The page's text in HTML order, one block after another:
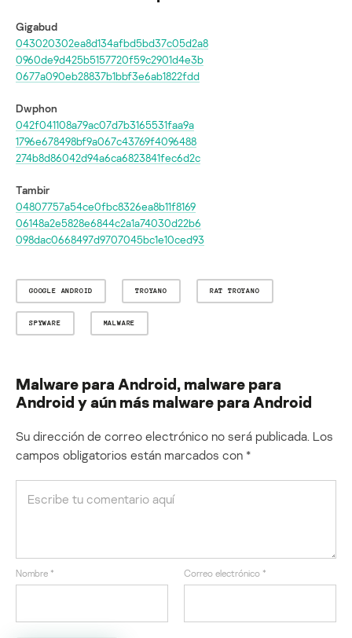
Gigabud
043020302ea8d134afbd5bd37c05d2a8
0960de9d425b5157720f59c2901d4e3b
0677a090eb28837b1bbf3e6ab1822fdd
Dwphon
042f041108a79ac07d7b3165531faa9a
1796e678498bf9a067c43769f4096488
274b8d86042d94a6ca6823841fec6d2c
Tambir
04807757a54ce0fbc8326ea8b11f8169
06148a2e5828e6844c2a1a74030d22b6
098dac0668497d9707045bc1e10ced93
GOOGLE ANDROID TROYANO RAT TROYANO
SPYWARE MALWARE
Malware para Android, malware para
Android y aún más malware para Android
Su dirección de correo electrónico no será publicada. Los
campos obligatorios están marcados con *
Nombre * Correo electrónico *